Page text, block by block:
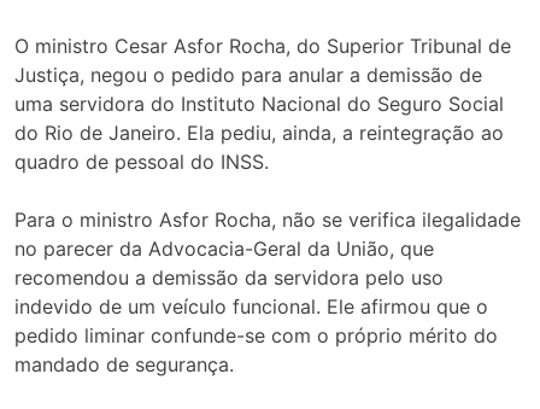
O ministro Cesar Asfor Rocha, do Superior Tribunal de
Justiça, negou o pedido para anular a demissão de
uma servidora do Instituto Nacional do Seguro Social
do Rio de Janeiro. Ela pediu, ainda, a reintegração ao
quadro de pessoal do INSS.
Para o ministro Asfor Rocha, não se verifica ilegalidade
no parecer da Advocacia-Geral da União, que
recomendou a demissão da servidora pelo uso
indevido de um veículo funcional. Ele afirmou que o
pedido liminar confunde-se com o próprio mérito do
mandado de segurança.